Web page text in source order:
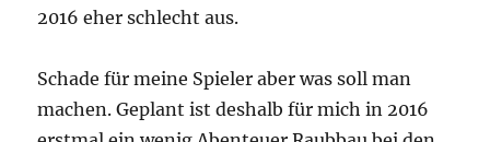
2016 eher schlecht aus.
Schade für meine Spieler aber was soll man
machen. Geplant ist deshalb für mich in 2016